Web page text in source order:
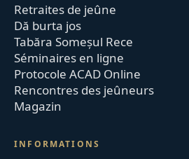
Retraites de jeûne
Dă burta jos
Tabăra Someșul Rece
Séminaires en ligne
Protocole ACAD Online
Rencontres des jeûneurs
Magazin
INFORMATIONS